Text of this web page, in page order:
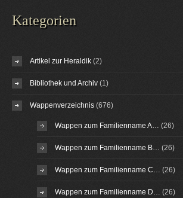
Kategorien
Artikel zur Heraldik (2)
Bibliothek und Archiv (1)
Wappenverzeichnis (676)
Wappen zum Familienname A… (26)
Wappen zum Familienname B… (26)
Wappen zum Familienname C… (26)
Wappen zum Familienname D… (26)